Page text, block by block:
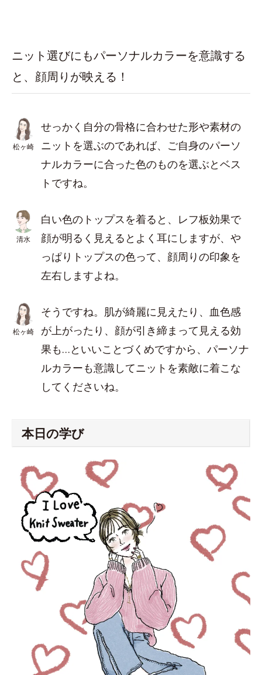
ニット選びにもパーソナルカラーを意識する
と、顔周りが映える！
松ヶ崎
せっかく自分の骨格に合わせた形や素材の
ニットを選ぶのであれば、ご自身のパーソ
ナルカラーに合った色のものを選ぶとベス
トですね。
清水
白い色のトップスを着ると、レフ板効果で
顔が明るく見えるとよく耳にしますが、や
っぱりトップスの色って、顔周りの印象を
左右しますよね。
松ヶ崎
そうですね。肌が綺麗に見えたり、血色感
が上がったり、顔が引き締まって見える効
果も…といいことづくめですから、パーソナ
ルカラーも意識してニットを素敵に着こな
してくださいね。
本日の学び